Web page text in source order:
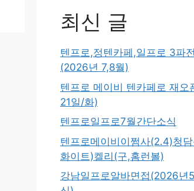
최신 글
텐프로,정텐카페,일프로 3파전
(2026년 7,8월)
텐프로 메이비 텐카페로 재오
21일/화)
텐프로일프로7월간단소식
텐프로메이비이쩜사(2.4)청
화이트)켈리(구,홈런볼)
강남일프로알바면접(2026년